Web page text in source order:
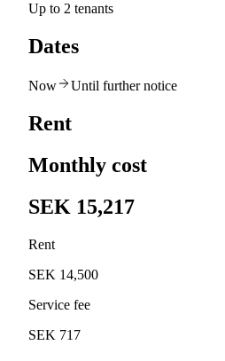
Up to 2 tenants
Dates
Now Until further notice
Rent
Monthly cost
SEK 15,217
Rent
SEK 14,500
Service fee
SEK 717